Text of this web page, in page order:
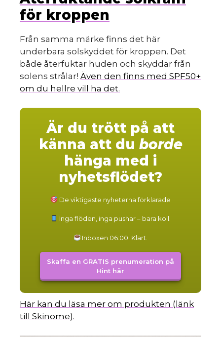
för kroppen
Från samma märke finns det här
underbara solskyddet för kroppen. Det
både återfuktar huden och skyddar från
solens strålar! Även den finns med SPF50+
om du hellre vill ha det.
Är du trött på att
känna att du borde
hänga med i
nyhetsflödet?
De viktigaste nyheterna förklarade
Inga flöden, inga pushar – bara koll.
Inboxen 06:00. Klart.
Skaffa en GRATIS prenumeration på
Hint här
Här kan du läsa mer om produkten (länk
till Skinome).